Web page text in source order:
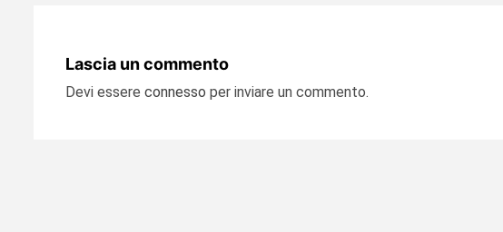
Lascia un commento
Devi essere connesso per inviare un commento.